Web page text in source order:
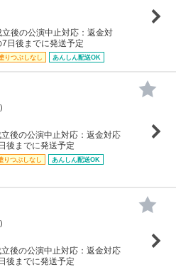
後の公演中止対応：返金対
日後までに発送予定
りつぶしなし あんしん配送OK
後の公演中止対応：返金対応
後までに発送予定
りつぶしなし
あんしん配送OK
後の公演中止対応：返金対応
後までに発送予定